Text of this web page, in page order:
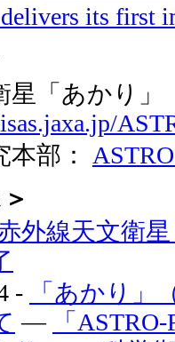
its first
星「あかり」
本部：
外線天文衛
-
「あかり」
―
「